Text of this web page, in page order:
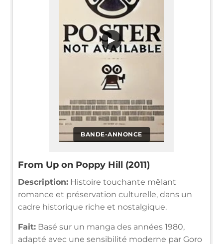
BANDE-ANNONCE
▶
From Up on Poppy Hill (2011)
Description: Histoire touchante mêlant
romance et préservation culturelle, dans un
cadre historique riche et nostalgique.
Fait: Basé sur un manga des années 1980,
adapté avec une sensibilité moderne par Goro